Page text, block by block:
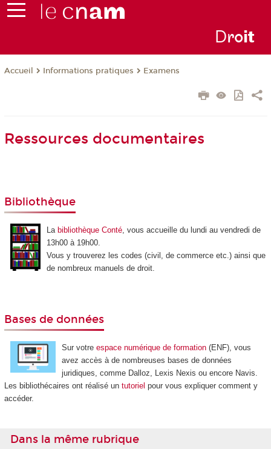
Droit
Accueil Informations pratiques Examens
Ressources documentaires
Bibliothèque
La bibliothèque Conté, vous accueille du lundi au vendredi de
13h00 à 19h00.
Vous y trouverez les codes (civil, de commerce etc.) ainsi que
de nombreux manuels de droit.
Bases de données
Sur votre espace numérique de formation(ENF), vous
avez accès à de nombreuses bases de données
juridiques, comme Dalloz, Lexis Nexis ou encore Navis.
Les bibliothécaires ont réalisé un tutoriel pour vous expliquer comment y
accéder.
Dans la même rubrique